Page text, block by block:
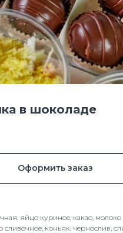
в шоколаде
Оформить заказ
яйцо куриное, какао, молоко
сливочное, коньяк, чернослив,